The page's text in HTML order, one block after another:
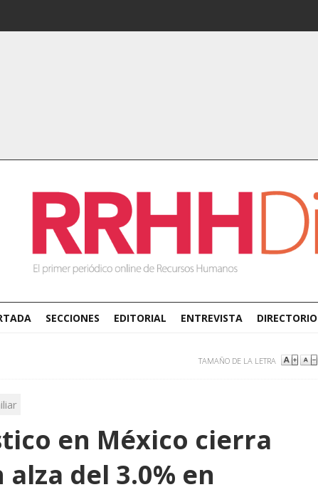
SECCIONES EDITORIAL ENTREVISTA DIRECTORIO
TAMAÑO DE LA LETRA
en México cierra
alza del 3.0% en